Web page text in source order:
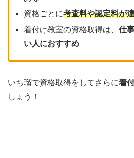
資格ごとに考査料や認定料が
着付け教室の資格取得は、仕
い人におすすめ
いち瑠で資格取得をしてさらに着
しょう！